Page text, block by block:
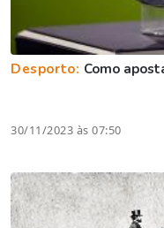
Desporto: Como
30/11/2023 às 07:50